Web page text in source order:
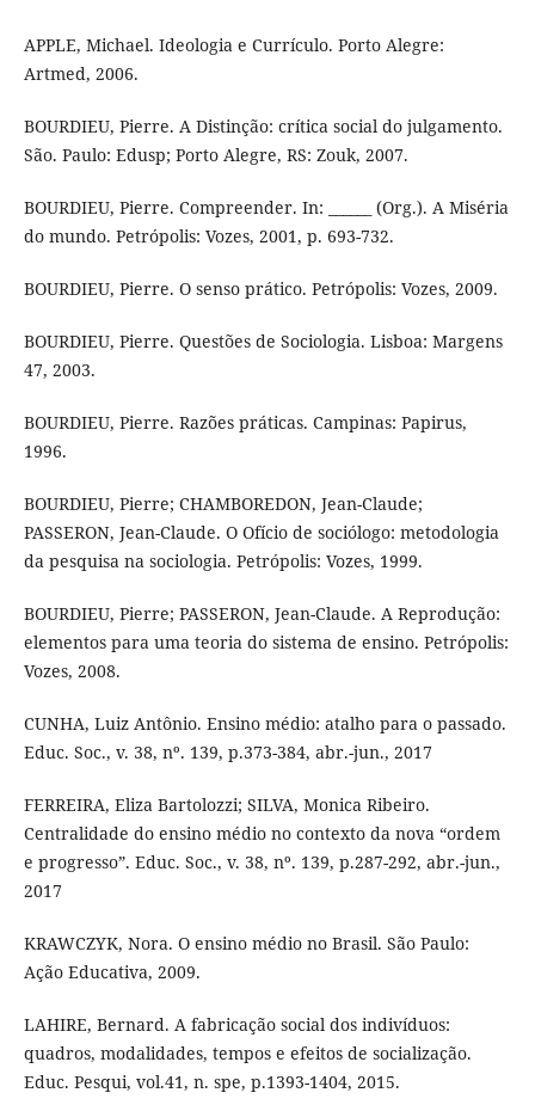
APPLE, Michael. Ideologia e Currículo. Porto Alegre:
Artmed, 2006.
BOURDIEU, Pierre. A Distinção: crítica social do julgamento.
São. Paulo: Edusp; Porto Alegre, RS: Zouk, 2007.
BOURDIEU, Pierre. Compreender. In: ______ (Org.). A Miséria
do mundo. Petrópolis: Vozes, 2001, p. 693-732.
BOURDIEU, Pierre. O senso prático. Petrópolis: Vozes, 2009.
BOURDIEU, Pierre. Questões de Sociologia. Lisboa: Margens
47, 2003.
BOURDIEU, Pierre. Razões práticas. Campinas: Papirus,
1996.
BOURDIEU, Pierre; CHAMBOREDON, Jean-Claude;
PASSERON, Jean-Claude. O Ofício de sociólogo: metodologia
da pesquisa na sociologia. Petrópolis: Vozes, 1999.
BOURDIEU, Pierre; PASSERON, Jean-Claude. A Reprodução:
elementos para uma teoria do sistema de ensino. Petrópolis:
Vozes, 2008.
CUNHA, Luiz Antônio. Ensino médio: atalho para o passado.
Educ. Soc., v. 38, nº. 139, p.373-384, abr.-jun., 2017
FERREIRA, Eliza Bartolozzi; SILVA, Monica Ribeiro.
Centralidade do ensino médio no contexto da nova “ordem
e progresso”. Educ. Soc., v. 38, nº. 139, p.287-292, abr.-jun.,
2017
KRAWCZYK, Nora. O ensino médio no Brasil. São Paulo:
Ação Educativa, 2009.
LAHIRE, Bernard. A fabricação social dos indivíduos:
quadros, modalidades, tempos e efeitos de socialização.
Educ. Pesqui, vol.41, n. spe, p.1393-1404, 2015.